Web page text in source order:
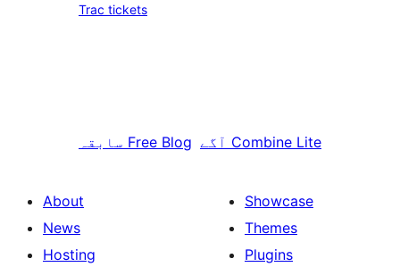
Trac tickets
سابقہ Free Blog آگے Combine Lite
About
News
Hosting
Showcase
Themes
Plugins